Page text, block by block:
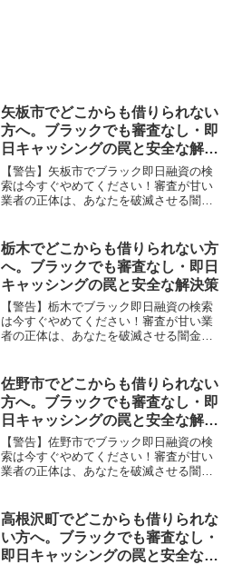
矢板市でどこからも借りられない
方へ。ブラックでも審査なし・即
日キャッシングの罠と安全な解決
策
【警告】矢板市でブラック即日融資の検
索は今すぐやめてください！審査が甘い
業者の正体は、あなたを破滅させる闇金
市で違法業者を避け、借金地獄から抜け
出した方々の実体験と確実な解決策を完
全公開。
栃木でどこからも借りられない方
へ。ブラックでも審査なし・即日
キャッシングの罠と安全な解決策
【警告】栃木でブラック即日融資の検索
は今すぐやめてください！審査が甘い業
者の正体は、あなたを破滅させる闇金で
違法業者を避け、借金地獄から抜け出し
た方々の実体験と確実な解決策を完全公
開。
佐野市でどこからも借りられない
方へ。ブラックでも審査なし・即
日キャッシングの罠と安全な解決
策
【警告】佐野市でブラック即日融資の検
索は今すぐやめてください！審査が甘い
業者の正体は、あなたを破滅させる闇金
市で違法業者を避け、借金地獄から抜け
出した方々の実体験と確実な解決策を完
全公開。
高根沢町でどこからも借りられな
い方へ。ブラックでも審査なし・
即日キャッシングの罠と安全な解